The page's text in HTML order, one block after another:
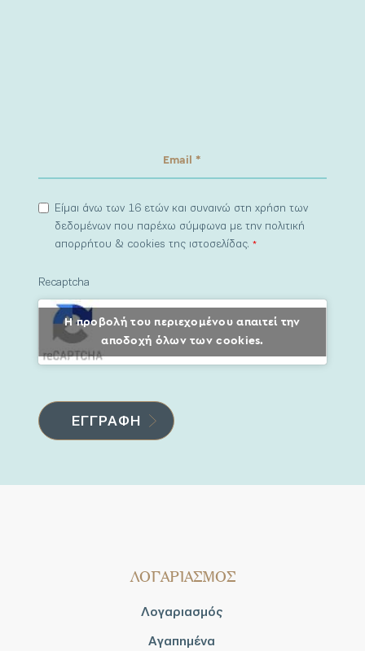
Είμαι άνω των 16 ετών και συναινώ στη χρήση των
δεδομένων που παρέχω σύμφωνα με την πολιτική
απορρήτου & cookies της ιστοσελίδας.*
Recaptcha
Η προβολή του περιεχομένου απαιτεί την
αποδοχή όλων των cookies.
ΛΟΓΑΡΙΑΣΜΟΣ
Λογαριασμός
Αγαπημένα